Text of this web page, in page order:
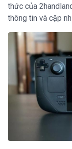
thức của
thông tin và cập